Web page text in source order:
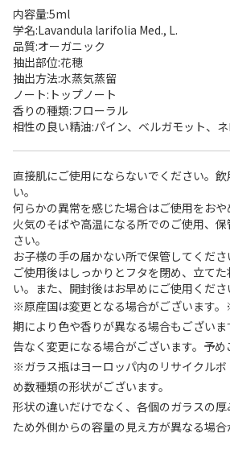
内容量:5ml
学名:Lavandula larifolia Med., L.
品質:オーガニック
抽出部位:花穂
抽出方法:水蒸気蒸留
ノート:トップノート
香りの種類:フローラル
相性の良い精油:パイン、ベルガモット、ネ
直接肌にご使用にならないでください。
い。
何らかの異常を感じた場合はご使用をおや
火気のそばや高温になる所でのご使用、
さい。
お子様の手の届かない所で保管してくださ
ご使用後はしっかりとフタを閉め、立て
い。また、開封後はお早めにご使用くださ
※原産国は変更となる場合がございます
期により色や香りが異なる場合もござい
告なく変更になる場合がございます。予め
※ガラス瓶はヨーロッパ内のリサイクル
め数種類の形状がございます。
形状の違いだけでなく、各個のガラスの
ため外側からの容量の見え方が異なる場合